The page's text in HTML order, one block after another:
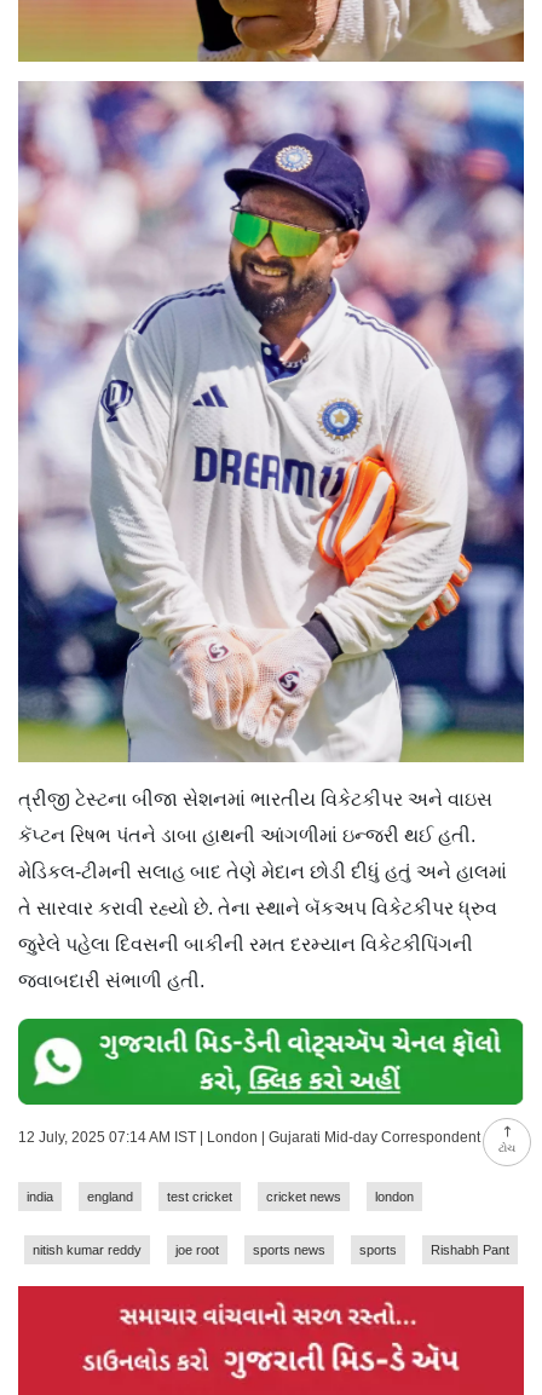
ટોચ
ત્રીજી ટેસ્ટના બીજા સેશનમાં ભારતીય વિકેટકીપર અને વાઇસ
કૅપ્ટન રિષભ પંતને ડાબા હાથની આંગળીમાં ઇન્જરી થઈ હતી.
મેડિકલ-ટીમની સલાહ બાદ તેણે મેદાન છોડી દીધું હતું અને હાલમાં
તે સારવાર કરાવી રહ્યો છે. તેના સ્થાને બૅકઅપ વિકેટકીપર ધ્રુવ
જુરેલે પહેલા દિવસની બાકીની રમત દરમ્યાન વિકેટકીપિંગની
જવાબદારી સંભાળી હતી.
12 July, 2025 07:14 AM IST | London | Gujarati Mid-day Correspondent
india england test cricket cricket news london
nitish kumar reddy joe root sports news sports Rishabh Pant